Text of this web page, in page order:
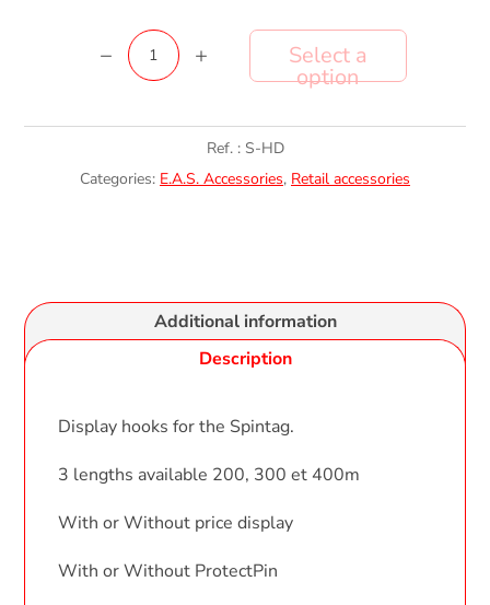
Spintag
Hook
Add to cart
Ref. : S-HD
Categories: E.A.S. Accessories, Retail accessories
Description
Additional information
Display hooks for the Spintag.
3 lengths available 200, 300 et 400m
With or Without price display
With or Without ProtectPin